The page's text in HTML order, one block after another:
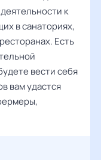
к
в санаториях,
Есть
вести себя
вам удастся